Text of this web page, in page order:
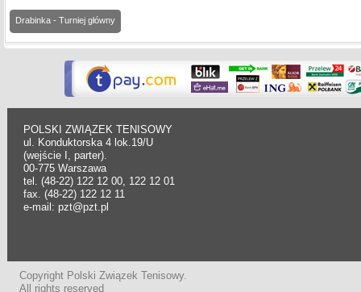
Drabinka - Turniej główny
POLSKI ZWIĄZEK TENISOWY
ul. Konduktorska 4 lok.19/U
(wejście I, parter).
00-775 Warszawa
tel. (48-22) 122 12 00, 122 12 01
fax. (48-22) 122 12 11
e-mail: pzt@pzt.pl
Copyright Polski Związek Tenisowy.
All rights reserved